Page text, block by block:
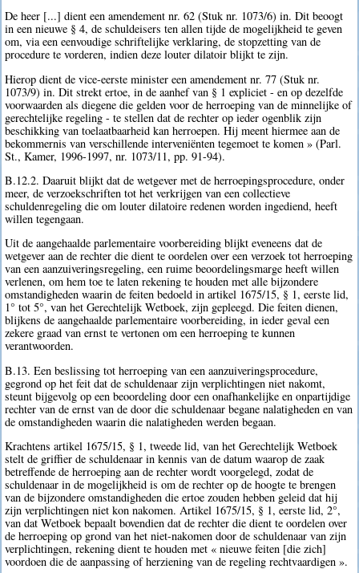
De heer [...] dient een amendement nr. 62 (Stuk nr. 1073/6) in. Dit beoogt
in een nieuwe § 4, de schuldeisers ten allen tijde de mogelijkheid te geven
om, via een eenvoudige schriftelijke verklaring, de stopzetting van de
procedure te vorderen, indien deze louter dilatoir blijkt te zijn.
Hierop dient de vice-eerste minister een amendement nr. 77 (Stuk nr.
1073/9) in. Dit strekt ertoe, in de aanhef van § 1 expliciet - en op dezelfde
voorwaarden als diegene die gelden voor de herroeping van de minnelijke of
gerechtelijke regeling - te stellen dat de rechter op ieder ogenblik zijn
beschikking van toelaatbaarheid kan herroepen. Hij meent hiermee aan de
bekommernis van verschillende interveniënten tegemoet te komen » (Parl.
St., Kamer, 1996-1997, nr. 1073/11, pp. 91-94).
B.12.2. Daaruit blijkt dat de wetgever met de herroepingsprocedure, onder
meer, de verzoekschriften tot het verkrijgen van een collectieve
schuldenregeling die om louter dilatoire redenen worden ingediend, heeft
willen tegengaan.
Uit de aangehaalde parlementaire voorbereiding blijkt eveneens dat de
wetgever aan de rechter die dient te oordelen over een verzoek tot herroeping
van een aanzuiveringsregeling, een ruime beoordelingsmarge heeft willen
verlenen, om hem toe te laten rekening te houden met alle bijzondere
omstandigheden waarin de feiten bedoeld in artikel 1675/15, § 1, eerste lid,
1° tot 5°, van het Gerechtelijk Wetboek, zijn gepleegd. Die feiten dienen,
blijkens de aangehaalde parlementaire voorbereiding, in ieder geval een
zekere graad van ernst te vertonen om een herroeping te kunnen
verantwoorden.
B.13. Een beslissing tot herroeping van een aanzuiveringsprocedure,
gegrond op het feit dat de schuldenaar zijn verplichtingen niet nakomt,
steunt bijgevolg op een beoordeling door een onafhankelijke en onpartijdige
rechter van de ernst van de door die schuldenaar begane nalatigheden en van
de omstandigheden waarin die nalatigheden werden begaan.
Krachtens artikel 1675/15, § 1, tweede lid, van het Gerechtelijk Wetboek
stelt de griffier de schuldenaar in kennis van de datum waarop de zaak
betreffende de herroeping aan de rechter wordt voorgelegd, zodat de
schuldenaar in de mogelijkheid is om de rechter op de hoogte te brengen
van de bijzondere omstandigheden die ertoe zouden hebben geleid dat hij
zijn verplichtingen niet kon nakomen. Artikel 1675/15, § 1, eerste lid, 2°,
van dat Wetboek bepaalt bovendien dat de rechter die dient te oordelen over
de herroeping op grond van het niet-nakomen door de schuldenaar van zijn
verplichtingen, rekening dient te houden met « nieuwe feiten [die zich]
voordoen die de aanpassing of herziening van de regeling rechtvaardigen ».